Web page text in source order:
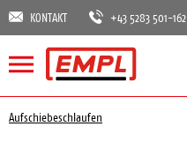
KONTAKT +43 5283 501-162
Aufschiebeschlaufen